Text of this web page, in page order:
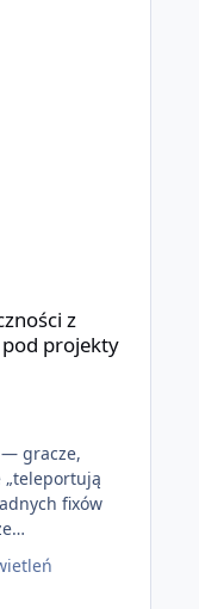
z
projekty
— gracze,
fixów
na poziomie